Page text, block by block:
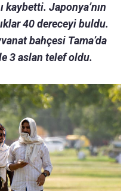
kaybetti. Japonya’nın
40 dereceyi buldu.
bahçesi Tama’da
3 aslan telef oldu.